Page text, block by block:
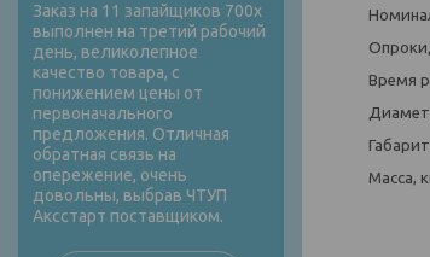
Время
Масса,
Заказ на 11 запайщиков 700х
выполнен на третий рабочий
день, великолепное
качество товара, с
понижением цены от
первоначального
предложения. Отличная
обратная связь на
опережение, очень
довольны, выбрав ЧТУП
Аксстарт поставщиком.